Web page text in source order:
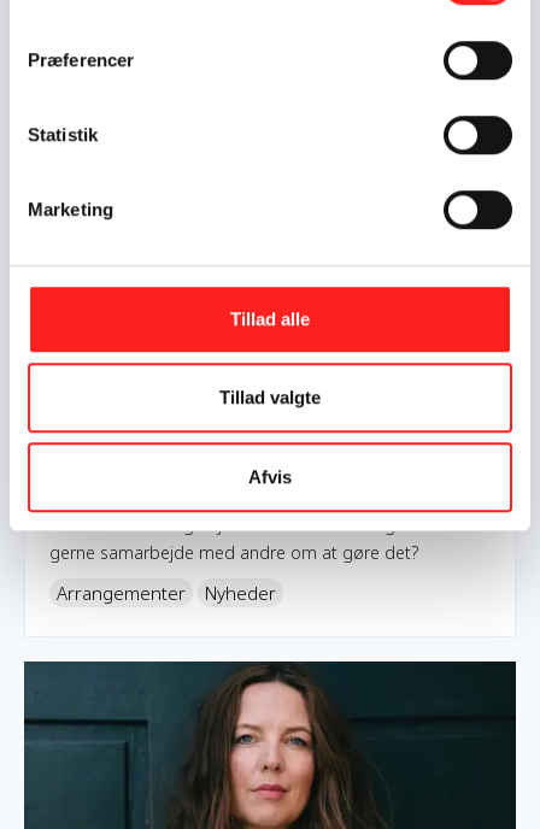
Præferencer
Statistik
Marketing
Tillad alle
Tillad valgte
Afvis
håndfuld spændende projekter støttet af OpEn-puljen.
Foto: René Schütze
Kursus: Mød danskerne på folkemøder med
ud med i forskellige hjørner af Danmark? Og vil du
gerne samarbejde med andre om at gøre det?
Arrangementer Nyheder
Kursus: Mød danskerne på folkemøder med dit OpEn-
OpEn-inspirationsmøde om kreativ samskabelse med